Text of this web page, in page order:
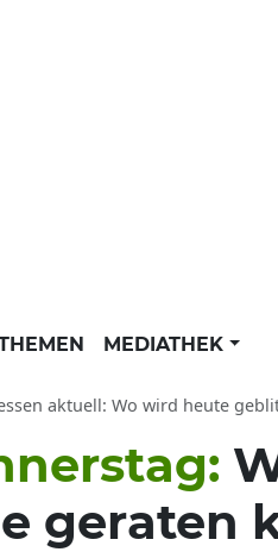
MEDIATHEK
aktuell: Wo wird heute
geraten